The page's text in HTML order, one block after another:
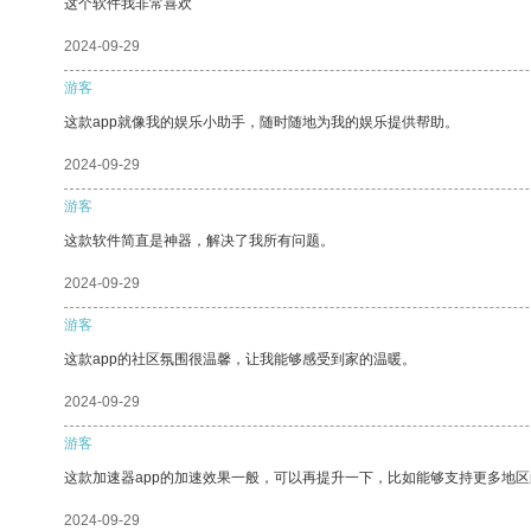
这个软件我非常喜欢
2024-09-29
游客
这款app就像我的娱乐小助手，随时随地为我的娱乐提供帮助。
2024-09-29
游客
这款软件简直是神器，解决了我所有问题。
2024-09-29
游客
这款app的社区氛围很温馨，让我能够感受到家的温暖。
2024-09-29
游客
这款加速器app的加速效果一般，可以再提升一下，比如能够支持更多地区
2024-09-29